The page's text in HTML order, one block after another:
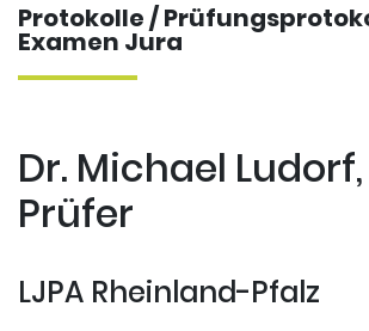
Protokolle /
Examen Jura
Dr. Michael
Prüfer
LJPA Rheinland-Pfalz